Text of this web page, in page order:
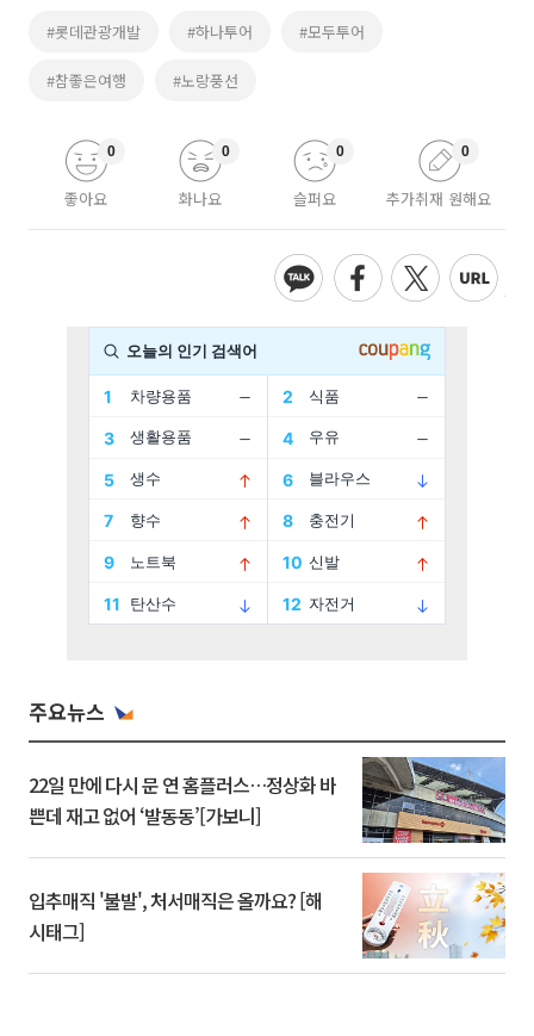
#롯데관광개발 #하나투어 #모두투어
#참좋은여행 #노랑풍선
좋아요
0
화나요
0
슬퍼요
0
추가취재 원해요
0
주요뉴스
22일 만에 다시 문 연 홈플러스…정상화 바
쁜데 재고 없어 ‘발동동’[가보니]
입추매직 '불발', 처서매직은 올까요? [해
시태그]